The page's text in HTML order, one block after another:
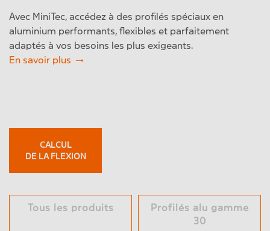
Avec MiniTec, accédez à des profilés spéciaux en
aluminium performants, flexibles et parfaitement
adaptés à vos besoins les plus exigeants.
En savoir plus
CALCUL
DE LA FLEXION
Tous les produits
Profilés alu gamme
30